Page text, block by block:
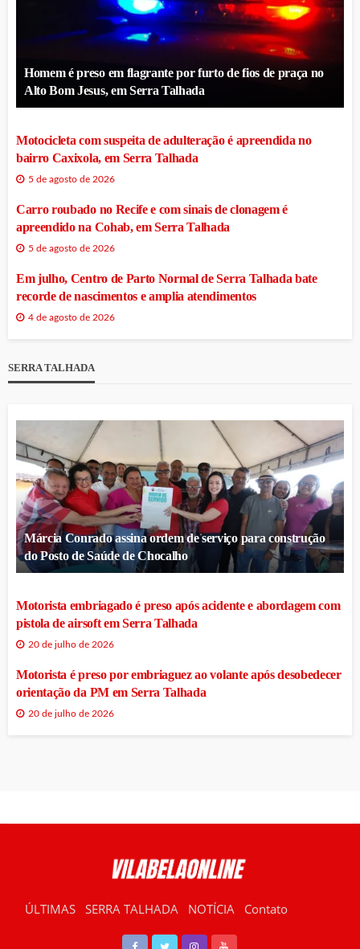
Homem é preso em flagrante por furto de fios de praça no
Alto Bom Jesus, em Serra Talhada
Motocicleta com suspeita de adulteração é apreendida no
bairro Caxixola, em Serra Talhada
5 de agosto de 2026
Carro roubado no Recife e com sinais de clonagem é
apreendido na Cohab, em Serra Talhada
5 de agosto de 2026
Em julho, Centro de Parto Normal de Serra Talhada bate
recorde de nascimentos e amplia atendimentos
4 de agosto de 2026
SERRA TALHADA
Márcia Conrado assina ordem de serviço para construção
do Posto de Saúde de Chocalho
Motorista embriagado é preso após acidente e abordagem com
pistola de airsoft em Serra Talhada
20 de julho de 2026
Motorista é preso por embriaguez ao volante após desobedecer
orientação da PM em Serra Talhada
20 de julho de 2026
ÚLTIMAS SERRA TALHADA NOTÍCIA Contato